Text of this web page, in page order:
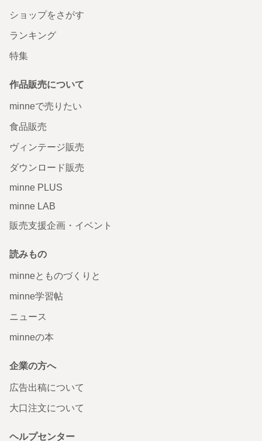
ショップをさがす
ランキング
特集
作品販売について
minneで売りたい
食品販売
ヴィンテージ販売
ダウンロード販売
minne PLUS
minne LAB
販売支援企画・イベント
読みもの
minneとものづくりと
minne学習帖
ニュース
minneの本
企業の方へ
広告出稿について
大口注文について
ヘルプセンター